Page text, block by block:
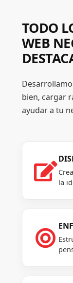
TODO
WEB
bien, cargar
ayudar a tu

la
